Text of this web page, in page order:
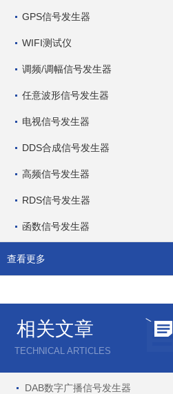
GPS信号发生器
WIFI测试仪
调频/调幅信号发生器
任意波形信号发生器
电视信号发生器
DDS合成信号发生器
高频信号发生器
RDS信号发生器
函数信号发生器
查看更多
相关文章
TECHNICAL ARTICLES
DAB数字广播信号发生器